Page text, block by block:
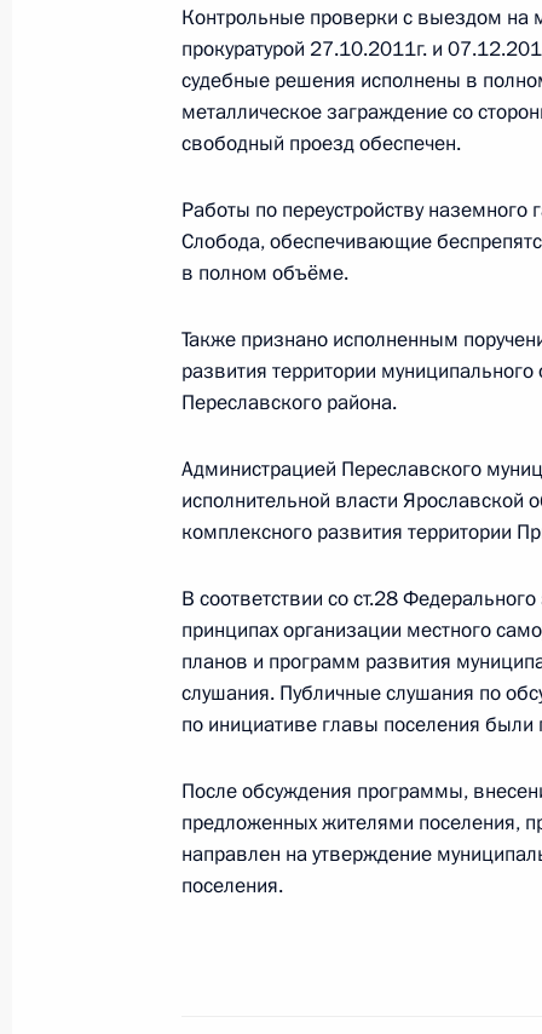
О ходе исполнения поручений,
мобильной приёмной Президента
13 января 2012 года, 13:30
О ходе исполнения поручения
работы мобильной приёмной
О ходе исполнения поручения
в Ярославской области
О ходе исполнения пункта 5
по итогам работы мобильной
в Ярославской области
8 декабря 2011 года, 21:20
О ходе исполнения пункта 7
по итогам работы мобильной
Контрольные проверки с выездом на
прокуратурой 27.10.2011г. и
судебные решения исполнены в
металлическое заграждение со
свободный проезд обеспечен.
Работы по переустройству
Слобода, обеспечивающие
в полном объёме.
Также признано исполненным
развития территории
Переславского района.
Администрацией Переславского
исполнительной власти Ярославской
комплексного развития территории
В соответствии со ст.28
принципах организации местного
планов и программ развития
слушания. Публичные слушания по
по инициативе главы поселения
После обсуждения программы,
предложенных жителями поселения,
направлен на утверждение
поселения.